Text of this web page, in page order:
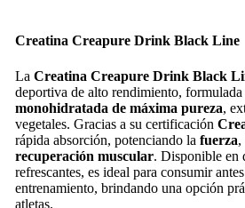
Creatina Creapure Drink Black Line
La Creatina Creapure Drink Black
deportiva de alto rendimiento, formulada
monohidratada de máxima pureza,
vegetales. Gracias a su certificación
rápida absorción, potenciando la fuerza,
recuperación muscular. Disponible en
refrescantes, es ideal para consumir
entrenamiento, brindando una opción
atletas.